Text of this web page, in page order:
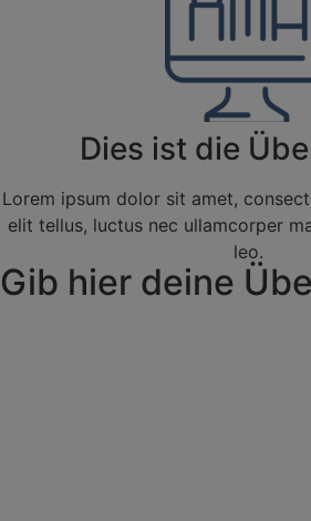
Dies ist die
Lorem ipsum dolor sit amet,
elit tellus, luctus nec ullamcorper
leo.
Gib hier deine